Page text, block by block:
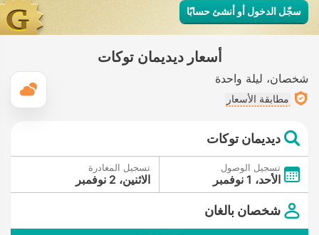
سجّل الدخول أو أنشئ حسابًا
أسعار ديديمان توكات
شخصان ليلة واحدة
مطابقة الأسعار
ديديمان توكات
تسجيل الوصول
الأحد، 1 نوفمبر
تسجيل المغادرة
الاثنين، 2 نوفمبر
شخصان بالغان